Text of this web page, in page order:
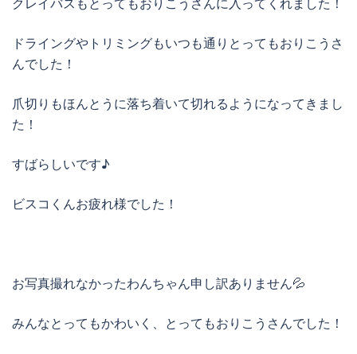
クレイバスもとってもおりこうさんに入ってくれました！
ドライングやトリミングもいつも通りとってもおりこうさ
んでした！
爪切りもほんとうに落ち着いて切れるようになってきまし
た！
すばらしいです♪
ビスコくんお疲れ様でした！
お写真撮れなかったわんちゃん申し訳ありません💦
みんなとってもかわいく、とってもおりこうさんでした！